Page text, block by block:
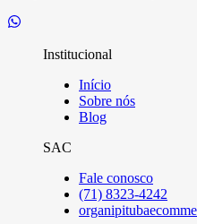
Institucional
Início
Sobre nós
Blog
SAC
Fale conosco
(71) 8323-4242